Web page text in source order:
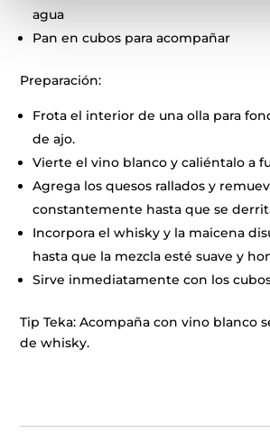
agua
Pan en cubos para acompañar
Preparación:
Frota el interior de una olla para
de ajo.
Vierte el vino blanco y caliéntalo a
Agrega los quesos rallados y
constantemente hasta que se
Incorpora el whisky y la maicena
hasta que la mezcla esté suave y
Sirve inmediatamente con los
Tip Teka: Acompaña con vino blanco
de whisky.